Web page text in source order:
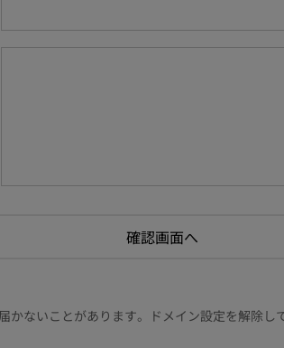
かないことがあります。ドメイン設定を解除